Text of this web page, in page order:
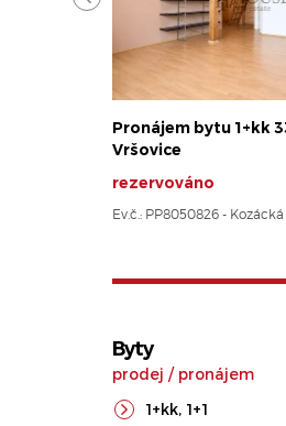
Pronájem bytu 1+kk
Vršovice
rezervováno
Ev.č.: PP8050826 - Kozácká
Byty
prodej / pronájem
1+kk, 1+1